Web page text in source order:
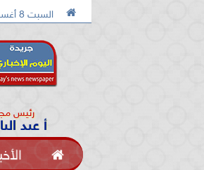
 السبت 8 أغسطس 2026
الدكتور محمد الصريدي يكشف المخطط
رئيس
أ عبد
